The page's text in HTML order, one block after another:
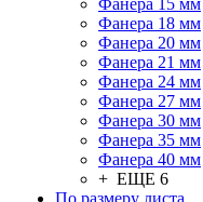
Фанера 15 мм
Фанера 18 мм
Фанера 20 мм
Фанера 21 мм
Фанера 24 мм
Фанера 27 мм
Фанера 30 мм
Фанера 35 мм
Фанера 40 мм
+ ЕЩЕ 6
По размеру листа